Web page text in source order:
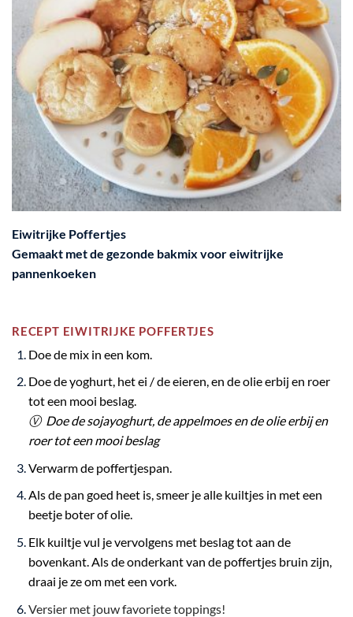
Eiwitrijke Poffertjes
Gemaakt met de gezonde bakmix voor eiwitrijke
pannenkoeken
RECEPT EIWITRIJKE POFFERTJES
Doe de mix in een kom.
Doe de yoghurt, het ei / de eieren, en de olie erbij en roer
tot een mooi beslag.
ⓋDoe de sojayoghurt, de appelmoes en de olie erbij en
roer tot een mooi beslag
Verwarm de poffertjespan.
Als de pan goed heet is, smeer je alle kuiltjes in met een
beetje boter of olie.
Elk kuiltje vul je vervolgens met beslag tot aan de
bovenkant. Als de onderkant van de poffertjes bruin zijn,
draai je ze om met een vork.
Versier met jouw favoriete toppings!